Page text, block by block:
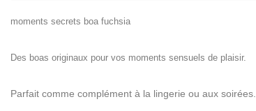
moments secrets boa fuchsia
Des boas originaux pour vos moments sensuels de plaisir.
Parfait comme complément à la lingerie ou aux soirées.